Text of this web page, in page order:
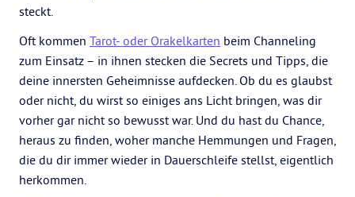
steckt.
Oft kommen Tarot- oder Orakelkarten beim Channeling
zum Einsatz – in ihnen stecken die Secrets und Tipps, die
deine innersten Geheimnisse aufdecken. Ob du es glaubst
oder nicht, du wirst so einiges ans Licht bringen, was dir
vorher gar nicht so bewusst war. Und du hast du Chance,
heraus zu finden, woher manche Hemmungen und Fragen,
die du dir immer wieder in Dauerschleife stellst, eigentlich
herkommen.